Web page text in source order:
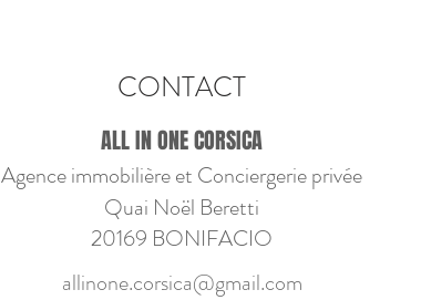
CONTACT
ALL IN ONE CORSICA
Agence immobilière et Conciergerie privée
Quai Noël Beretti
20169 BONIFACIO
allinone.corsica@gmail.com